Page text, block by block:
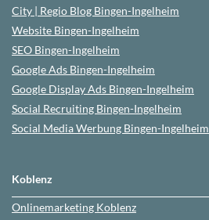
City | Regio Blog Bingen-Ingelheim
Website Bingen-Ingelheim
SEO Bingen-Ingelheim
Google Ads Bingen-Ingelheim
Google Display Ads Bingen-Ingelheim
Social Recruiting Bingen-Ingelheim
Social Media Werbung Bingen-Ingelheim
Koblenz
Onlinemarketing Koblenz